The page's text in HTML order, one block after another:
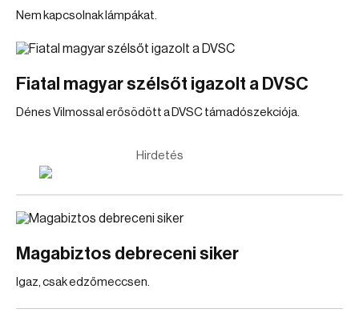
Nem kapcsolnak lámpákat.
Fiatal magyar szélsőt igazolt a DVSC
Dénes Vilmossal erősödött a DVSC támadószekciója.
Hirdetés
Magabiztos debreceni siker
Igaz, csak edzőmeccsen.